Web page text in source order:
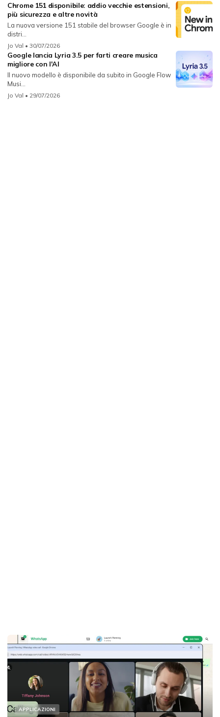
Chrome 151 disponibile: addio vecchie estensioni,
più sicurezza e altre novità
La nuova versione 151 stabile del browser Google è in
distri...
Jo Val • 30/07/2026
Google lancia Lyria 3.5 per farti creare musica
migliore con l'AI
Il nuovo modello è disponibile da subito in Google Flow
Musi...
Jo Val • 29/07/2026
APPLICAZIONI